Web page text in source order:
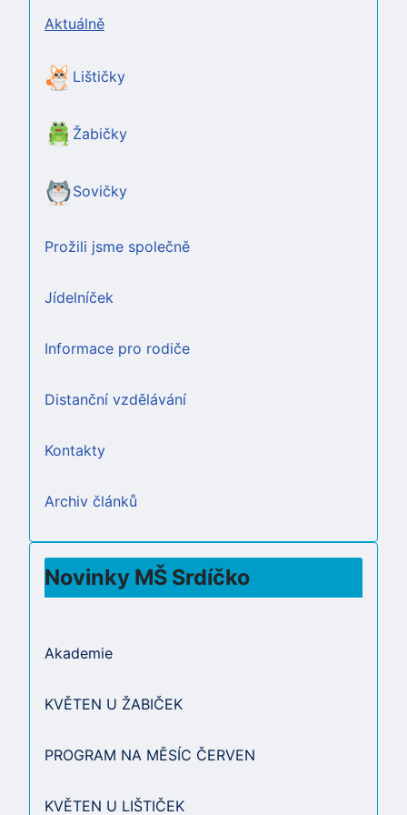
Aktuálně
Lištičky
Žabičky
Sovičky
Prožili jsme společně
Jídelníček
Informace pro rodiče
Distanční vzdělávání
Kontakty
Archiv článků
Novinky MŠ Srdíčko
Akademie
KVĚTEN U ŽABIČEK
PROGRAM NA MĚSÍC ČERVEN
KVĚTEN U LIŠTIČEK